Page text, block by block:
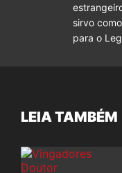
sirvo
para o
LEIA TAMBÉM